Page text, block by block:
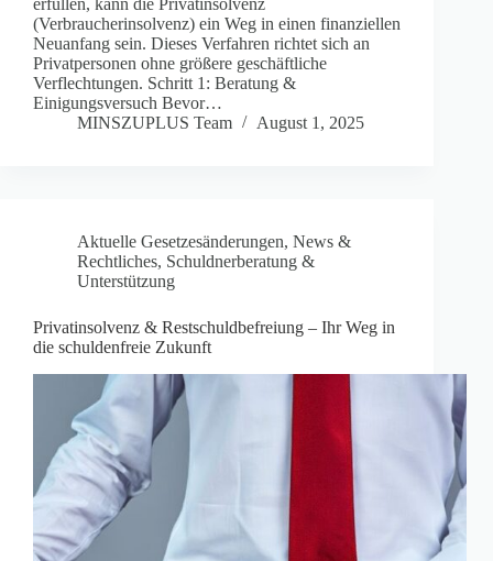
erfüllen, kann die Privatinsolvenz
(Verbraucherinsolvenz) ein Weg in einen finanziellen
Neuanfang sein. Dieses Verfahren richtet sich an
Privatpersonen ohne größere geschäftliche
Verflechtungen. Schritt 1: Beratung &
Einigungsversuch Bevor…
MINSZUPLUS Team
August 1, 2025
Aktuelle Gesetzesänderungen, News &
Rechtliches, Schuldnerberatung &
Unterstützung
Privatinsolvenz & Restschuldbefreiung – Ihr Weg in
die schuldenfreie Zukunft